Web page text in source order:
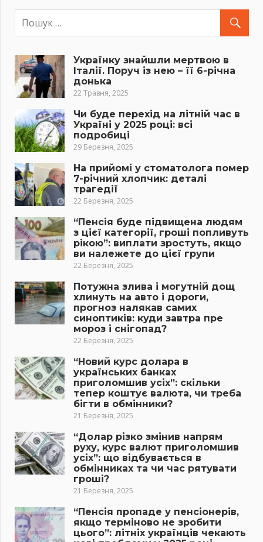
Українку знайшли мертвою в
Італії. Поруч із нею – її 6-річна
донька
22 Травня, 2025
Чи буде перехід на літній час в
Україні у 2025 році: всі
подробиці
29 Березня, 2025
На прийомі у стоматолога помер
7-річний хлопчик: деталі
трагедії
22 Березня, 2025
“Пенсія буде підвищена людям
з цієї категорії, гроші попливуть
рікою”: виплати зростуть, якщо
ви належете до цієї групи
22 Березня, 2025
Потужна злива і могутній дощ
хлинуть на авто і дороги,
прогноз налякав самих
синоптиків: куди завтра пре
мороз і снігопад?
22 Березня, 2025
“Новий курс долара в
українських банках
приголомшив усіх”: скільки
тепер коштує валюта, чи треба
бігти в обмінники?
21 Березня, 2025
“Долар різко змінив напрям
руху, курс валют приголомшив
усіх”: що відбувається в
обмінниках та чи час рятувати
гроші?
21 Березня, 2025
“Пенсія пропаде у пенсіонерів,
якщо терміново не зробити
цього”: літніх українців чекають